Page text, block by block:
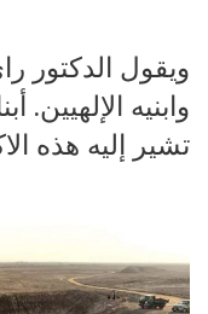
ويقول الدكتور
وابنيه الإلهيين.
تشير إليه هذه